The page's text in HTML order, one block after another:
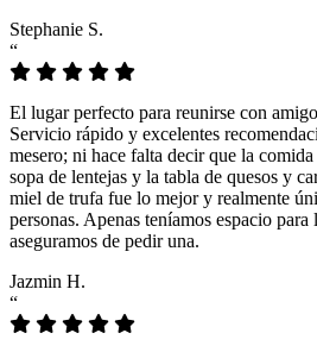
Stephanie S.
“
El lugar perfecto para reunirse con
Servicio rápido y excelentes
mesero; ni hace falta decir que la
sopa de lentejas y la tabla de quesos y
miel de trufa fue lo mejor y realmente
personas. Apenas teníamos espacio
aseguramos de pedir una.
Jazmin H.
“